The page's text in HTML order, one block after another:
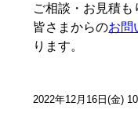
ご相談・お見積も
皆さまからのお問
ります。
2022年12月16日(金)